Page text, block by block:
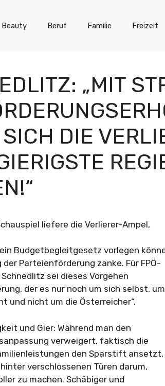
Beauty Beruf Familie Freizeit
„MIT
DIE
liefere die Verlierer-Ampel,
Budgetbegleitgesetz vorlegen
Parteienförderung zanke. Für FPÖ-
sei dieses Vorgehen
der es nur noch um sich selbst, um
und nicht um die Österreicher“.
und Gier: Während man den
verweigert, faktisch die
den Sparstift ansetzt,
verschlossenen Türen darum,
zu machen. Schäbiger und